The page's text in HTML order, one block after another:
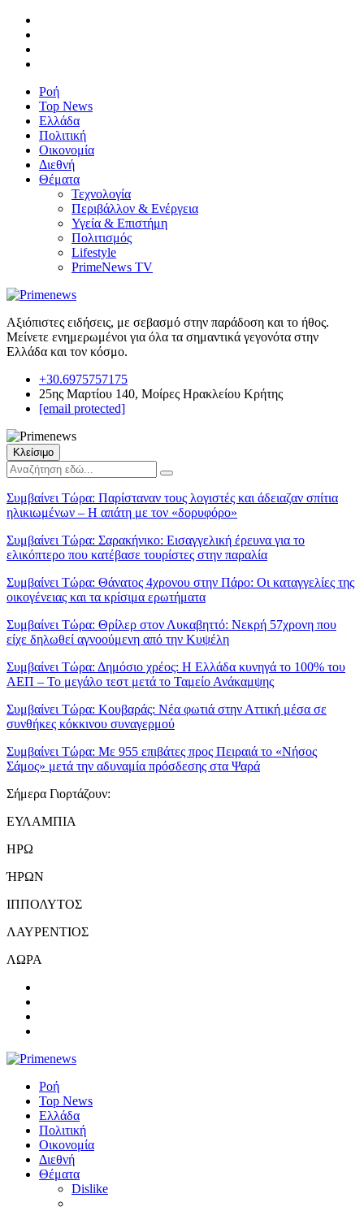
Ροή
Top News
Ελλάδα
Πολιτική
Οικονομία
Διεθνή
Θέματα
Τεχνολογία
Περιβάλλον & Ενέργεια
Υγεία & Επιστήμη
Πολιτισμός
Lifestyle
PrimeNews TV
Αξιόπιστες ειδήσεις, με σεβασμό στην παράδοση και το ήθος.
Μείνετε ενημερωμένοι για όλα τα σημαντικά γεγονότα στην
Ελλάδα και τον κόσμο.
+30.6975757175
25ης Μαρτίου 140, Μοίρες Ηρακλείου Κρήτης
[email protected]
Κλείσιμο
Συμβαίνει Τώρα: Παρίσταναν τους λογιστές και άδειαζαν σπίτια
ηλικιωμένων – Η απάτη με τον «δορυφόρο»
Συμβαίνει Τώρα: Σαρακήνικο: Εισαγγελική έρευνα για το
ελικόπτερο που κατέβασε τουρίστες στην παραλία
Συμβαίνει Τώρα: Θάνατος 4χρονου στην Πάρο: Οι καταγγελίες της
οικογένειας και τα κρίσιμα ερωτήματα
Συμβαίνει Τώρα: Θρίλερ στον Λυκαβηττό: Νεκρή 57χρονη που
είχε δηλωθεί αγνοούμενη από την Κυψέλη
Συμβαίνει Τώρα: Δημόσιο χρέος: Η Ελλάδα κυνηγά το 100% του
ΑΕΠ – Το μεγάλο τεστ μετά το Ταμείο Ανάκαμψης
Συμβαίνει Τώρα: Κουβαράς: Νέα φωτιά στην Αττική μέσα σε
συνθήκες κόκκινου συναγερμού
Συμβαίνει Τώρα: Με 955 επιβάτες προς Πειραιά το «Νήσος
Σάμος» μετά την αδυναμία πρόσδεσης στα Ψαρά
Σήμερα Γιορτάζουν:
ΕΥΛΑΜΠΙΑ
ΗΡΩ
ΉΡΩΝ
ΙΠΠΟΛΥΤΟΣ
ΛΑΥΡΕΝΤΙΟΣ
ΛΩΡΑ
Ροή
Top News
Ελλάδα
Πολιτική
Οικονομία
Διεθνή
Θέματα
Dislike